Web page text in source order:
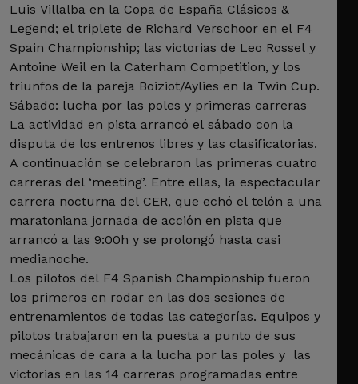
Luis Villalba en la Copa de España Clásicos &
Legend; el triplete de Richard Verschoor en el F4
Spain Championship; las victorias de Leo Rossel y
Antoine Weil en la Caterham Competition, y los
triunfos de la pareja Boiziot/Aylies en la Twin Cup.
Sábado: lucha por las poles y primeras carreras
La actividad en pista arrancó el sábado con la
disputa de los entrenos libres y las clasificatorias.
A continuación se celebraron las primeras cuatro
carreras del ‘meeting’. Entre ellas, la espectacular
carrera nocturna del CER, que echó el telón a una
maratoniana jornada de acción en pista que
arrancó a las 9:00h y se prolongó hasta casi
medianoche.
Los pilotos del F4 Spanish Championship fueron
los primeros en rodar en las dos sesiones de
entrenamientos de todas las categorías. Equipos y
pilotos trabajaron en la puesta a punto de sus
mecánicas de cara a la lucha por las poles y las
victorias en las 14 carreras programadas entre